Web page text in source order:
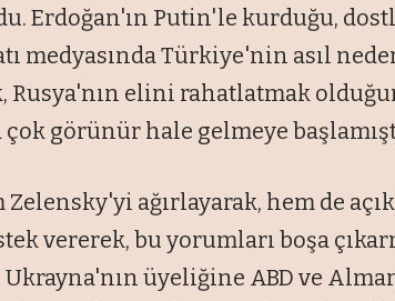
Erdoğan'ın Putin'le kurduğu,
medyasında Türkiye'nin asıl
Rusya'nın elini rahatlatmak
görünür hale gelmeye
ağırlayarak, hem de
vererek, bu yorumları boşa
üyeliğine ABD ve